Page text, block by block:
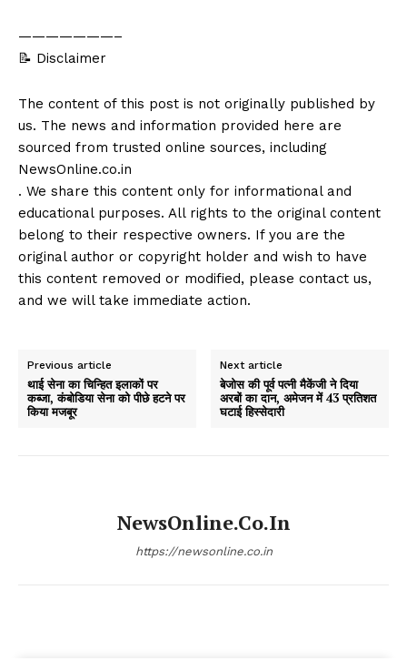
———————–
📝 Disclaimer
The content of this post is not originally published by
us. The news and information provided here are
sourced from trusted online sources, including
NewsOnline.co.in
. We share this content only for informational and
educational purposes. All rights to the original content
belong to their respective owners. If you are the
original author or copyright holder and wish to have
this content removed or modified, please contact us,
and we will take immediate action.
Previous article
थाई सेना का चिन्हित इलाकों पर
कब्जा, कंबोडिया सेना को पीछे हटने पर
किया मजबूर
Next article
बेजोस की पूर्व पत्नी मैकेंजी ने दिया
अरबों का दान, अमेजन में 43 प्रतिशत
घटाई हिस्सेदारी
NewsOnline.co.in
https://newsonline.co.in